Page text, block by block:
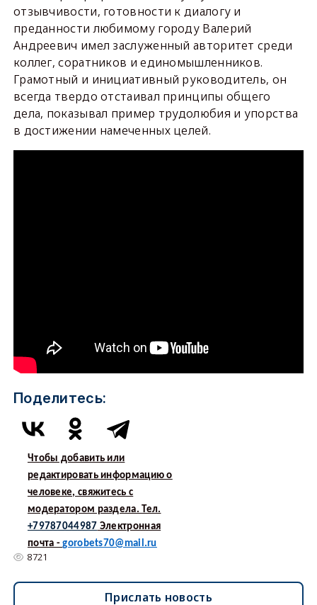
отзывчивости, готовности к диалогу и
преданности любимому городу Валерий
Андреевич имел заслуженный авторитет среди
коллег, соратников и единомышленников.
Грамотный и инициативный руководитель, он
всегда твердо отстаивал принципы общего
дела, показывал пример трудолюбия и упорства
в достижении намеченных целей.
Поделитесь:
Чтобы добавить или
редактировать информацию о
человеке, свяжитесь с
модератором раздела. Тел.
+79787044987 Электронная
почта -gorobets70@mail.ru
8721
Прислать новость